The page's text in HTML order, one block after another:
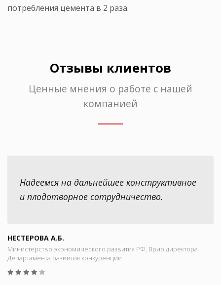
потребления цемента в 2 раза.
Отзывы клиентов
Ценные мнения о работе с нашей
компанией
Надеемся на дальнейшее конструктивное
и плодотворное сотрудничество.
НЕСТЕРОВА А.Б.
Министерство экономического развития РФ, Врио директора
Департамента развития конкуренции